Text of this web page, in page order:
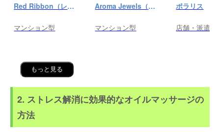
Red Ribbon（レッドリボン）前橋
マンション型
Aroma Jewels（アロマ ジュエルズ）秋葉原ルーム
マンション型
ポラリス
店舗・派遣
もっと見る
2. ストレス解消に効果的なオイルマッサージの
方法